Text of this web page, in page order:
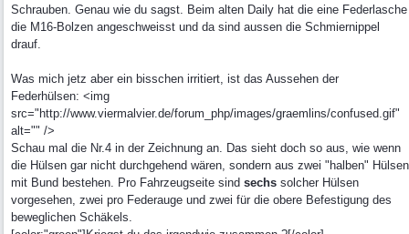
Schrauben. Genau wie du sagst. Beim alten Daily hat die eine Federlasche
die M16-Bolzen angeschweisst und da sind aussen die Schmiernippel
drauf.
Was mich jetz aber ein bisschen irritiert, ist das Aussehen der
Federhülsen: <img
src="http://www.viermalvier.de/forum_php/images/graemlins/confused.gif"
alt="" />
Schau mal die Nr.4 in der Zeichnung an. Das sieht doch so aus, wie wenn
die Hülsen gar nicht durchgehend wären, sondern aus zwei "halben" Hülsen
mit Bund bestehen. Pro Fahrzeugseite sind sechs solcher Hülsen
vorgesehen, zwei pro Federauge und zwei für die obere Befestigung des
beweglichen Schäkels.